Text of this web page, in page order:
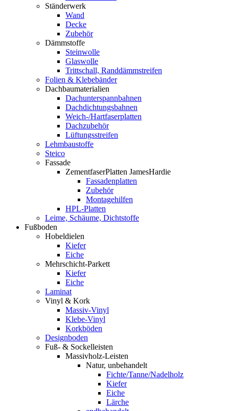
Ständerwerk
Wand
Decke
Zubehör
Dämmstoffe
Steinwolle
Glaswolle
Trittschall, Randdämmstreifen
Folien & Klebebänder
Dachbaumaterialien
Dachunterspannbahnen
Dachdichtungsbahnen
Weich-/Hartfaserplatten
Dachzubehör
Lüftungsstreifen
Lehmbaustoffe
Steico
Fassade
ZementfaserPlatten JamesHardie
Fassadenplatten
Zubehör
Montagehilfen
HPL-Platten
Leime, Schäume, Dichtstoffe
Fußboden
Hobeldielen
Kiefer
Eiche
Mehrschicht-Parkett
Kiefer
Eiche
Laminat
Vinyl & Kork
Massiv-Vinyl
Klebe-Vinyl
Korkböden
Designboden
Fuß- & Sockelleisten
Massivholz-Leisten
Natur, unbehandelt
Fichte/Tanne/Nadelholz
Kiefer
Eiche
Lärche